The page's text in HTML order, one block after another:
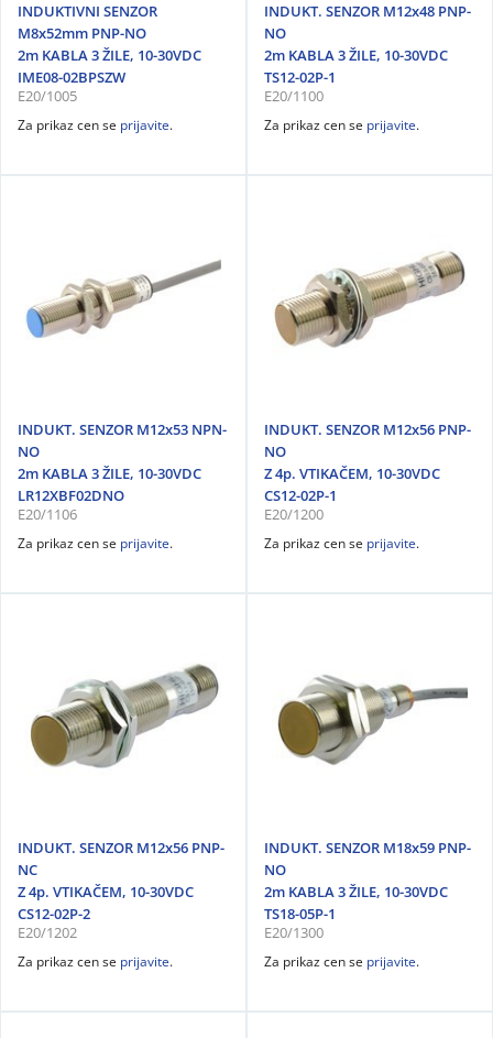
INDUKTIVNI SENZOR
M8x52mm PNP-NO
2m KABLA 3 ŽILE, 10-30VDC
IME08-02BPSZW
E20/1005
Za prikaz cen se prijavite.
INDUKT. SENZOR M12x48 PNP-
NO
2m KABLA 3 ŽILE, 10-30VDC
TS12-02P-1
E20/1100
Za prikaz cen se prijavite.
INDUKT. SENZOR M12x53 NPN-
NO
2m KABLA 3 ŽILE, 10-30VDC
LR12XBF02DNO
E20/1106
Za prikaz cen se prijavite.
INDUKT. SENZOR M12x56 PNP-
NO
Z 4p. VTIKAČEM, 10-30VDC
CS12-02P-1
E20/1200
Za prikaz cen se prijavite.
INDUKT. SENZOR M12x56 PNP-
NC
Z 4p. VTIKAČEM, 10-30VDC
CS12-02P-2
E20/1202
Za prikaz cen se prijavite.
INDUKT. SENZOR M18x59 PNP-
NO
2m KABLA 3 ŽILE, 10-30VDC
TS18-05P-1
E20/1300
Za prikaz cen se prijavite.